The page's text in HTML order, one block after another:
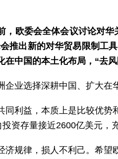
，欧委会全体会议讨论对
推出新的对华贸易限制工
在中国的本土化布局，“去
企业选择深耕中国、扩大在
同利益，本质上是比较优
资存量接近2600亿美元，
济规律，损人不利己。希